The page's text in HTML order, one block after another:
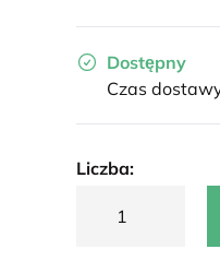
Dostępny
Czas
Liczba: